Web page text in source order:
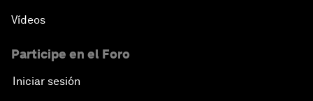
Vídeos
Participe en el Foro
Iniciar sesión